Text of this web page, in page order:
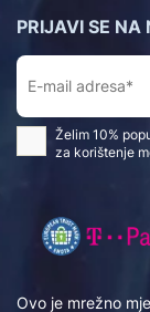
Ovo je mrežno
PRIJAVI SE NA
Želim 10%
za korištenje